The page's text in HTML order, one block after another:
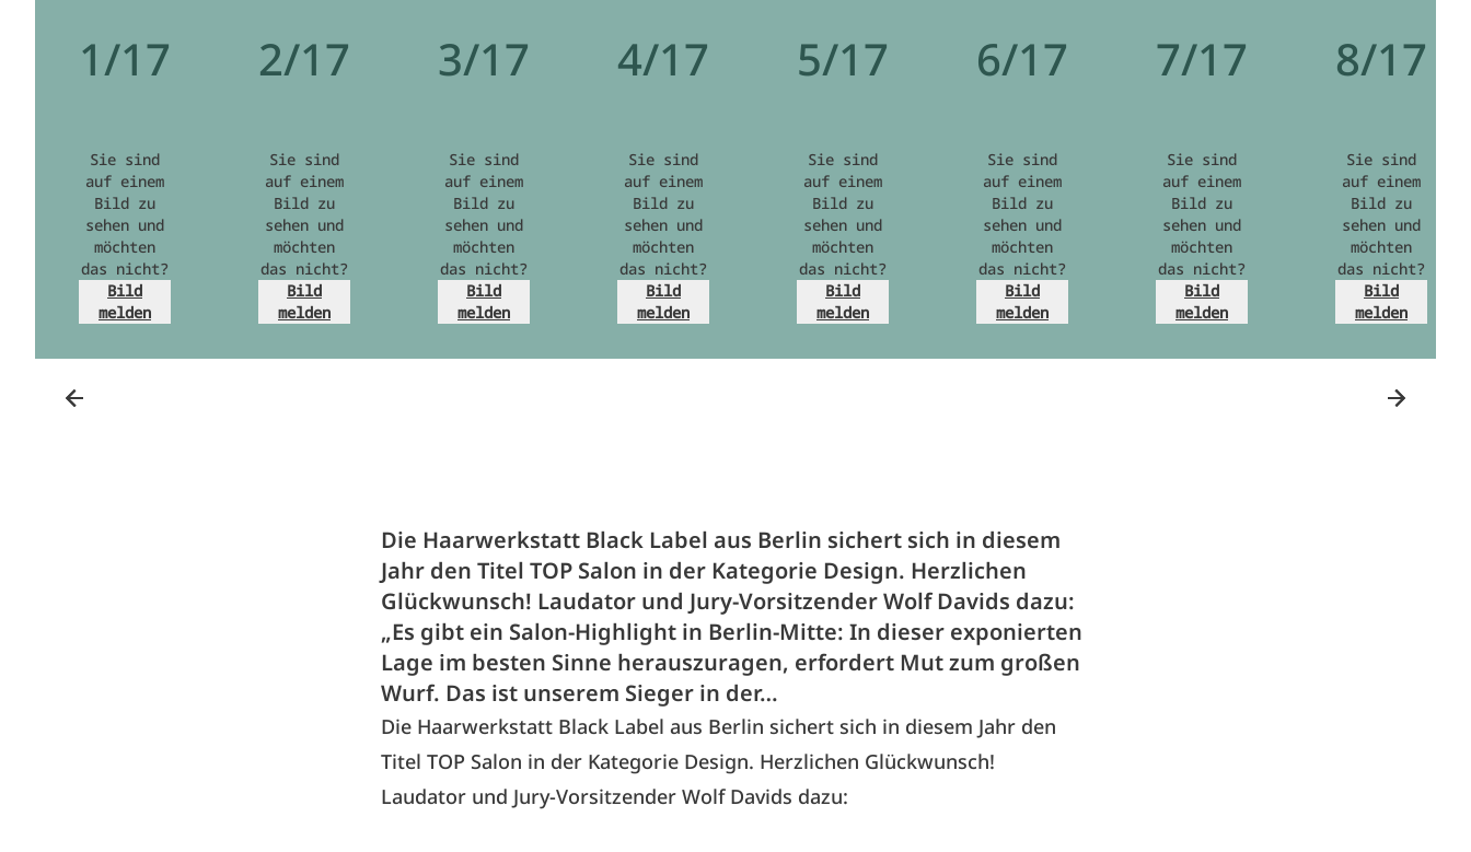
1/17
Sie sind
auf einem
Bild zu
sehen und
möchten
das nicht?
Bild
melden
2/17
Sie sind
auf einem
Bild zu
sehen und
möchten
das nicht?
Bild
melden
3/17
Sie sind
auf einem
Bild zu
sehen und
möchten
das nicht?
Bild
melden
4/17
Sie sind
auf einem
Bild zu
sehen und
möchten
das nicht?
Bild
melden
5/17
Sie sind
auf einem
Bild zu
sehen und
möchten
das nicht?
Bild
melden
6/17
Sie sind
auf einem
Bild zu
sehen und
möchten
das nicht?
Bild
melden
7/17
Sie sind
auf einem
Bild zu
sehen und
möchten
das nicht?
Bild
melden
8/17
Sie sind
auf einem
Bild zu
sehen und
möchten
das nicht?
Bild
melden
Die Haarwerkstatt Black Label aus Berlin sichert sich in diesem
Jahr den Titel TOP Salon in der Kategorie Design. Herzlichen
Glückwunsch! Laudator und Jury-Vorsitzender Wolf Davids dazu:
„Es gibt ein Salon-Highlight in Berlin-Mitte: In dieser exponierten
Lage im besten Sinne herauszuragen, erfordert Mut zum großen
Wurf. Das ist unserem Sieger in der…
Die Haarwerkstatt Black Label aus Berlin sichert sich in diesem Jahr den
Titel TOP Salon in der Kategorie Design. Herzlichen Glückwunsch!
Laudator und Jury-Vorsitzender Wolf Davids dazu: